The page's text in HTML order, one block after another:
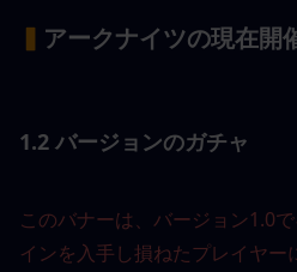
▍ アークナイツの現在開
1.2 バージョンのガチャ
このバナーは、バージョン1.0
インを入手し損ねたプレイヤー